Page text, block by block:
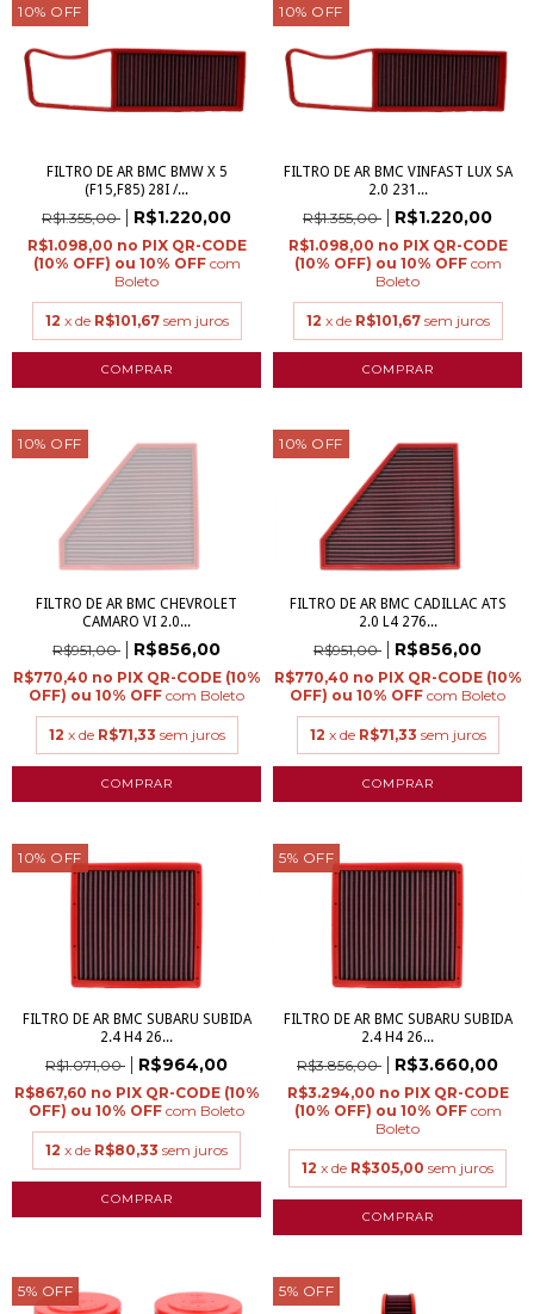
10% OFF
FILTRO DE AR BMC BMW X 5
(F15,F85) 28I /...
R$1.355,00 R$1.220,00
R$1.098,00
com
Boleto
12 x de R$101,67 sem juros
10% OFF
FILTRO DE AR BMC VINFAST LUX SA
2.0 231...
R$1.355,00 R$1.220,00
R$1.098,00
com
Boleto
12 x de R$101,67 sem juros
10% OFF
FILTRO DE AR BMC CHEVROLET
CAMARO VI 2.0...
R$951,00 R$856,00
R$770,40
com Boleto
12 x de R$71,33 sem juros
10% OFF
FILTRO DE AR BMC CADILLAC ATS
2.0 L4 276...
R$951,00 R$856,00
R$770,40
com Boleto
12 x de R$71,33 sem juros
10% OFF
FILTRO DE AR BMC SUBARU SUBIDA
2.4 H4 26...
R$1.071,00 R$964,00
R$867,60
com Boleto
12 x de R$80,33 sem juros
5% OFF
FILTRO DE AR BMC SUBARU SUBIDA
2.4 H4 26...
R$3.856,00 R$3.660,00
R$3.294,00
com
Boleto
12 x de R$305,00 sem juros
5% OFF 5% OFF